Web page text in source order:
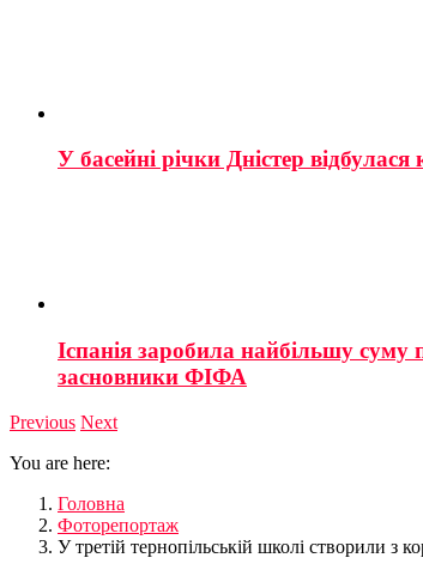
У басейні річки Дністер
Іспанія заробила найбільшу суму
засновники ФІФА
Previous Next
You are here:
Головна
Фоторепортаж
У третій тернопільській школі створили з